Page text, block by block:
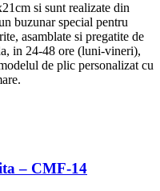
si sunt realizate din
buzunar special pentru
asamblate si pregatite de
in 24-48 ore (luni-vineri),
de plic personalizat cu
– CMF-14